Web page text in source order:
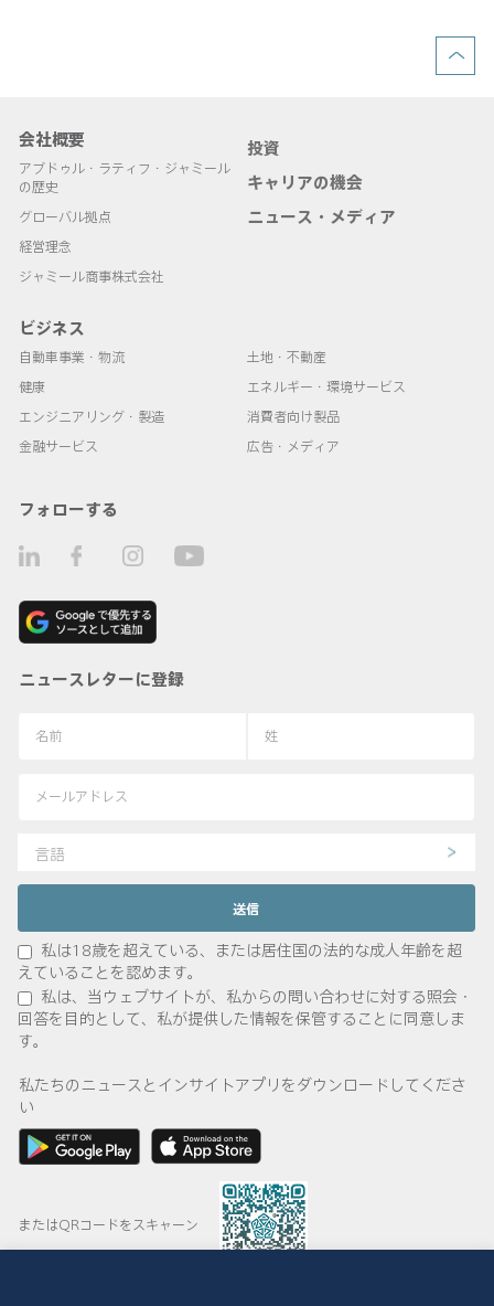
会社概要
アブドゥル・ラティフ・ジャミール
の歴史
グローバル拠点
経営理念
ジャミール商事株式会社
投資
キャリアの機会
ニュース・メディア
ビジネス
自動車事業・物流
健康
エンジニアリング・製造
金融サービス
土地・不動産
エネルギー・環境サービス
消費者向け製品
広告・メディア
フォローする
ニュースレターに登録
言語
私は18歳を超えている、または居住国の法的な成人年齢を超
えていることを認めます。
私は、当ウェブサイトが、私からの問い合わせに対する照会・
回答を目的として、私が提供した情報を保管することに同意しま
す。
私たちのニュースとインサイトアプリをダウンロードしてくださ
い
またはQRコードをスキャーン